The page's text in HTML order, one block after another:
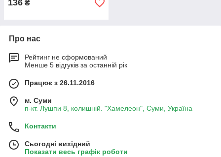
136 ₴
Про нас
Рейтинг не сформований
Менше 5 відгуків за останній рік
Працює з 26.11.2016
м. Суми
п-кт. Лушпи 8, колишній. "Хамелеон", Суми, Україна
Контакти
Сьогодні вихідний
Показати весь графік роботи